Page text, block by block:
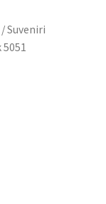
/Suveniri